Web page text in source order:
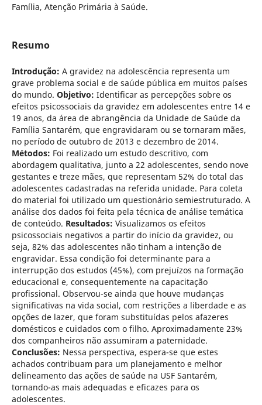
Família, Atenção Primária à Saúde.
Resumo
Introdução: A gravidez na adolescência representa um
grave problema social e de saúde pública em muitos países
do mundo. Objetivo: Identificar as percepções sobre os
efeitos psicossociais da gravidez em adolescentes entre 14 e
19 anos, da área de abrangência da Unidade de Saúde da
Família Santarém, que engravidaram ou se tornaram mães,
no período de outubro de 2013 e dezembro de 2014.
Métodos: Foi realizado um estudo descritivo, com
abordagem qualitativa, junto a 22 adolescentes, sendo nove
gestantes e treze mães, que representam 52% do total das
adolescentes cadastradas na referida unidade. Para coleta
do material foi utilizado um questionário semiestruturado. A
análise dos dados foi feita pela técnica de análise temática
de conteúdo. Resultados: Visualizamos os efeitos
psicossociais negativos a partir do início da gravidez, ou
seja, 82% das adolescentes não tinham a intenção de
engravidar. Essa condição foi determinante para a
interrupção dos estudos (45%), com prejuízos na formação
educacional e, consequentemente na capacitação
profissional. Observou-se ainda que houve mudanças
significativas na vida social, com restrições a liberdade e as
opções de lazer, que foram substituídas pelos afazeres
domésticos e cuidados com o filho. Aproximadamente 23%
dos companheiros não assumiram a paternidade.
Conclusões: Nessa perspectiva, espera-se que estes
achados contribuam para um planejamento e melhor
delineamento das ações de saúde na USF Santarém,
tornando-as mais adequadas e eficazes para os
adolescentes.